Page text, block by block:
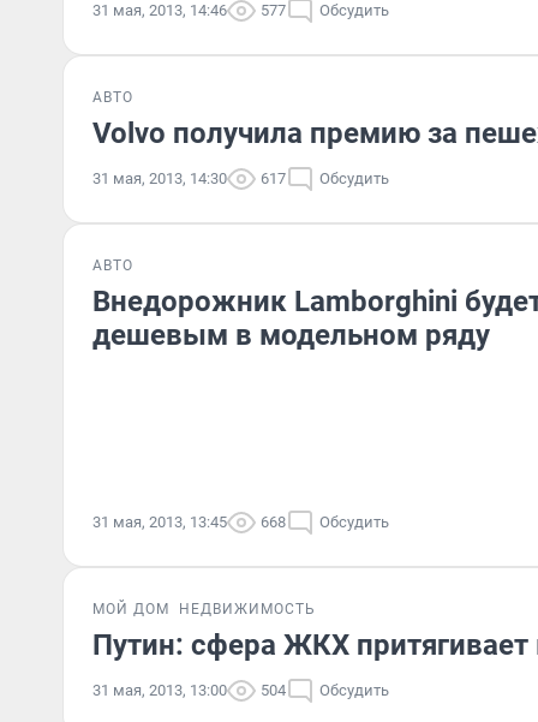
31 мая, 2013, 14:46 577 Обсудить
АВТО
Volvo получила премию за
31 мая, 2013, 14:30 617 Обсудить
АВТО
Внедорожник Lamborghini
дешевым в модельном ряду
31 мая, 2013, 13:45 668 Обсудить
МОЙ ДОМ НЕДВИЖИМОСТЬ
Путин: сфера ЖКХ
31 мая, 2013, 13:00 504 Обсудить